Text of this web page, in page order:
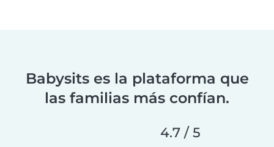
Babysits es la plataforma que
las familias más confían.
4.7 / 5